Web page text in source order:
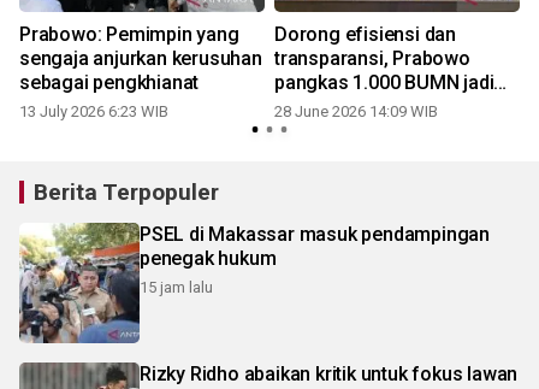
Prabowo: Pemimpin yang
sengaja anjurkan kerusuhan
sebagai pengkhianat
13 July 2026 6:23 WIB
Dorong efisiensi dan
transparansi, Prabowo
pangkas 1.000 BUMN jadi
250
28 June 2026 14:09 WIB
Berita Terpopuler
PSEL di Makassar masuk pendampingan
penegak hukum
15 jam lalu
Rizky Ridho abaikan kritik untuk fokus lawan